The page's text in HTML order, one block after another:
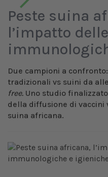
Peste suina
l’impatto
Due campioni a
tradizionali vs suini da
free. Uno studio
della diffusione di vaccini
suina africana.